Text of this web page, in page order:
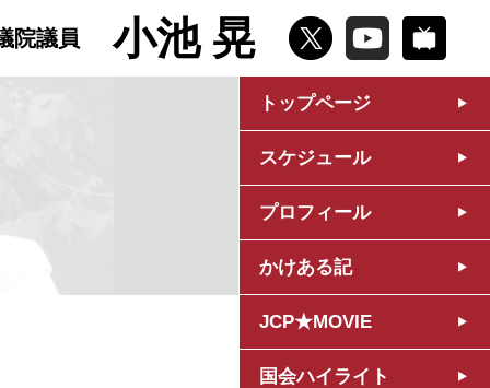
院議員 小池 晃
トップページ
スケジュール
プロフィール
かけある記
JCP★MOVIE
国会ハイライト